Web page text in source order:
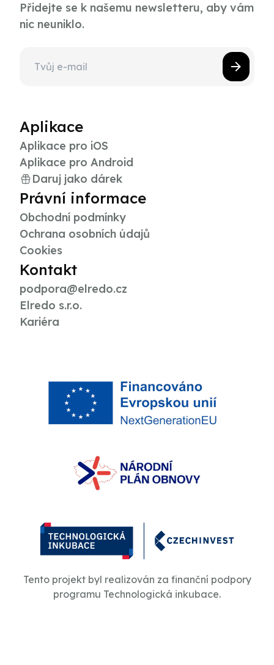
Přidejte se k našemu newsletteru, aby vám
nic neuniklo.
Aplikace
Aplikace pro iOS
Aplikace pro Android
Daruj jako dárek
Právní informace
Obchodní podmínky
Ochrana osobních údajů
Cookies
Kontakt
podpora@elredo.cz
Elredo s.r.o.
Kariéra
Tento projekt byl realizován za finanční podpory
programu Technologická inkubace.